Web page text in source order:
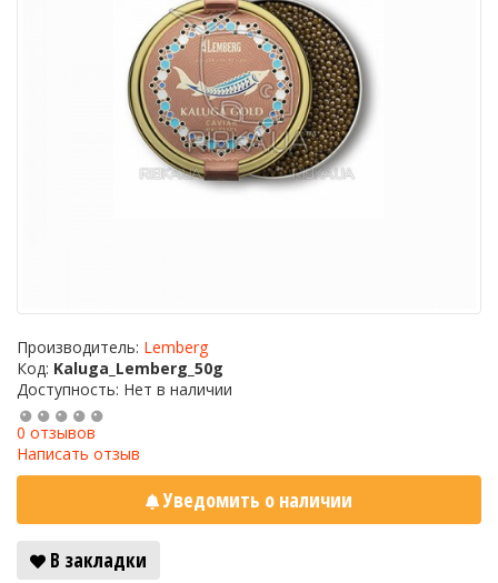
Производитель: Lemberg
Код: Kaluga_Lemberg_50g
Доступность: Нет в наличии
0 отзывов
Написать отзыв
Уведомить о наличии
В закладки